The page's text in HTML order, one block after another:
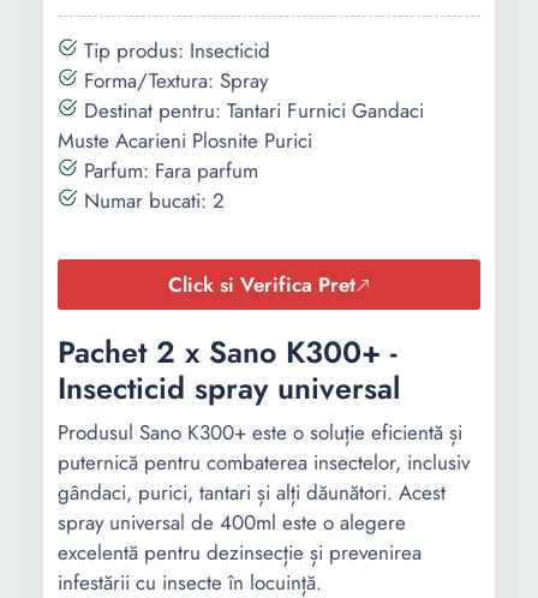
Tip produs: Insecticid
Forma/Textura: Spray
Destinat pentru: Tantari Furnici Gandaci
Muste Acarieni Plosnite Purici
Parfum: Fara parfum
Numar bucati: 2
Click si Verifica Pret
Pachet 2 x Sano K300+ -
Insecticid spray universal
Produsul Sano K300+ este o soluție eficientă și
puternică pentru combaterea insectelor, inclusiv
gândaci, purici, tantari și alți dăunători. Acest
spray universal de 400ml este o alegere
excelentă pentru dezinsecție și prevenirea
infestării cu insecte în locuință.